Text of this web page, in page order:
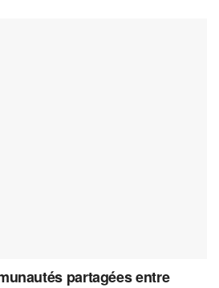
partagées entre